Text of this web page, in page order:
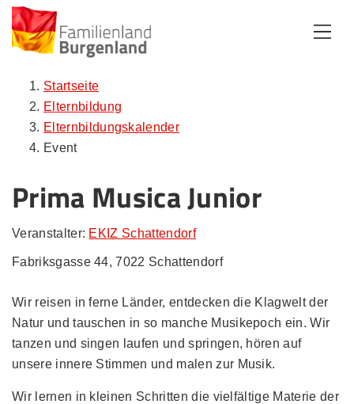
Startseite
Elternbildung
Elternbildungskalender
Event
Prima Musica Junior
Veranstalter: EKIZ Schattendorf
Fabriksgasse 44, 7022 Schattendorf
Wir reisen in ferne Länder, entdecken die Klagwelt der
Natur und tauschen in so manche Musikepoch ein. Wir
tanzen und singen laufen und springen, hören auf
unsere innere Stimmen und malen zur Musik.
Wir lernen in kleinen Schritten die vielfältige Materie der